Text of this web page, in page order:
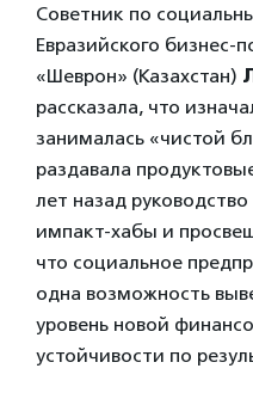
Советник по
Евразийского бизнес-
«Шеврон» (Казахстан)
рассказала, что
занималась «чистой
раздавала
лет назад
импакт-хабы и
что социальное
одна возможность
уровень новой
устойчивости по